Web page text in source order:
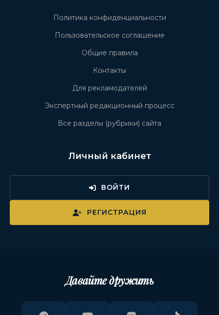
Политика конфиденциальности
Пользовательское соглашение
Общие правила
Контакты
Для рекламодателей
Экспертный редакционный процесс
Все разделы (рубрики) сайта
Личный кабинет
ВОЙТИ
РЕГИСТРАЦИЯ
Давайте дружить